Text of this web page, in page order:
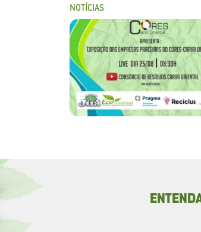
NOTÍCIAS